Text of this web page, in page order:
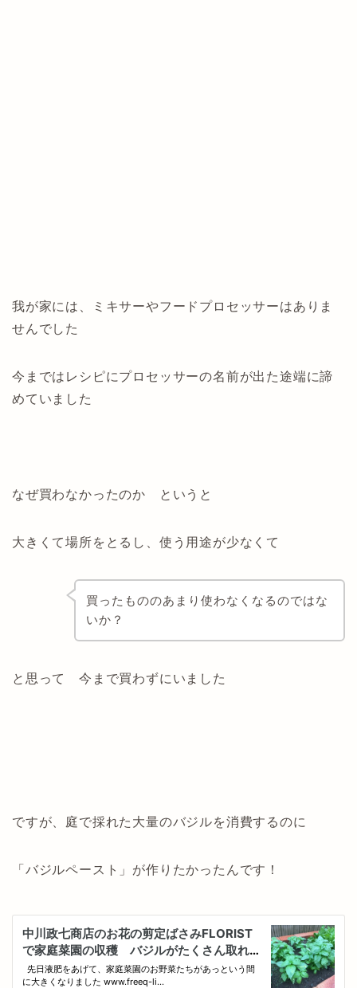
我が家には、ミキサーやフードプロセッサーはありま
せんでした
今まではレシピにプロセッサーの名前が出た途端に諦
めていました
なぜ買わなかったのか というと
大きくて場所をとるし、使う用途が少なくて
買ったもののあまり使わなくなるのではな
いか？
と思って 今まで買わずにいました
ですが、庭で採れた大量のバジルを消費するのに
「バジルペースト」が作りたかったんです！